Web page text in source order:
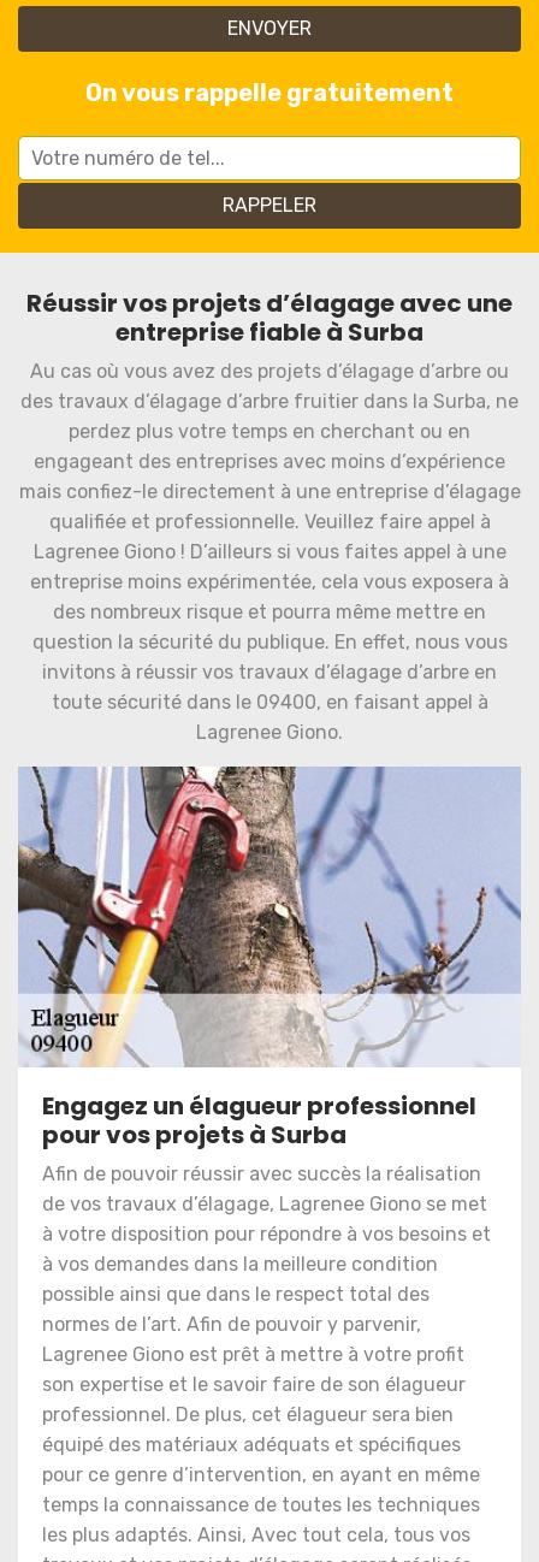
On vous rappelle gratuitement
Réussir vos projets d’élagage avec une
entreprise fiable à Surba
Au cas où vous avez des projets d’élagage d’arbre ou
des travaux d’élagage d’arbre fruitier dans la Surba, ne
perdez plus votre temps en cherchant ou en
engageant des entreprises avec moins d’expérience
mais confiez-le directement à une entreprise d’élagage
qualifiée et professionnelle. Veuillez faire appel à
Lagrenee Giono ! D’ailleurs si vous faites appel à une
entreprise moins expérimentée, cela vous exposera à
des nombreux risque et pourra même mettre en
question la sécurité du publique. En effet, nous vous
invitons à réussir vos travaux d’élagage d’arbre en
toute sécurité dans le 09400, en faisant appel à
Lagrenee Giono.
Engagez un élagueur professionnel
pour vos projets à Surba
Afin de pouvoir réussir avec succès la réalisation
de vos travaux d’élagage, Lagrenee Giono se met
à votre disposition pour répondre à vos besoins et
à vos demandes dans la meilleure condition
possible ainsi que dans le respect total des
normes de l’art. Afin de pouvoir y parvenir,
Lagrenee Giono est prêt à mettre à votre profit
son expertise et le savoir faire de son élagueur
professionnel. De plus, cet élagueur sera bien
équipé des matériaux adéquats et spécifiques
pour ce genre d’intervention, en ayant en même
temps la connaissance de toutes les techniques
les plus adaptés. Ainsi, Avec tout cela, tous vos